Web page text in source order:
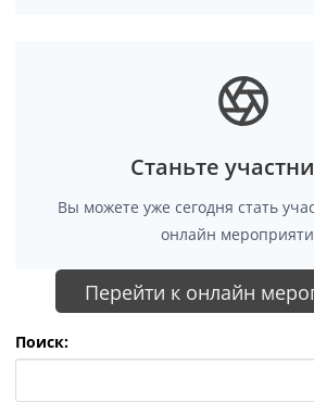
Станьте
Вы можете уже сегодня стать
онлайн
Перейти к онлайн
Поиск: